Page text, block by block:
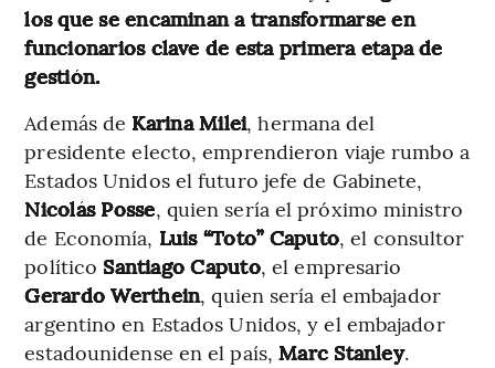
los que se encaminan a transformarse en
funcionarios clave de esta primera etapa de
gestión.
Además de Karina Milei, hermana del
presidente electo, emprendieron viaje rumbo a
Estados Unidos el futuro jefe de Gabinete,
Nicolás Posse, quien sería el próximo ministro
de Economía, Luis “Toto” Caputo, el consultor
político Santiago Caputo, el empresario
Gerardo Werthein, quien sería el embajador
argentino en Estados Unidos, y el embajador
estadounidense en el país,Marc Stanley.